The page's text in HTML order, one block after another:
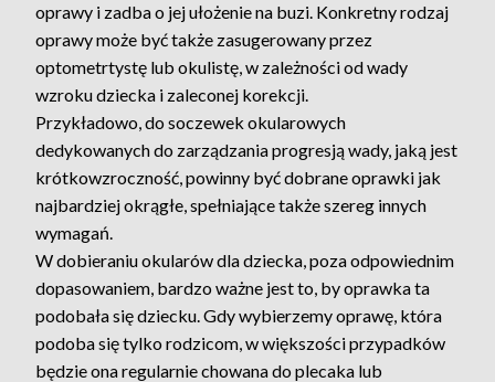
oprawy i zadba o jej ułożenie na buzi. Konkretny rodzaj
oprawy może być także zasugerowany przez
optometrtystę lub okulistę, w zależności od wady
wzroku dziecka i zaleconej korekcji.
Przykładowo, do soczewek okularowych
dedykowanych do zarządzania progresją wady, jaką jest
krótkowzroczność, powinny być dobrane oprawki jak
najbardziej okrągłe, spełniające także szereg innych
wymagań.
W dobieraniu okularów dla dziecka, poza odpowiednim
dopasowaniem, bardzo ważne jest to, by oprawka ta
podobała się dziecku. Gdy wybierzemy oprawę, która
podoba się tylko rodzicom, w większości przypadków
będzie ona regularnie chowana do plecaka lub